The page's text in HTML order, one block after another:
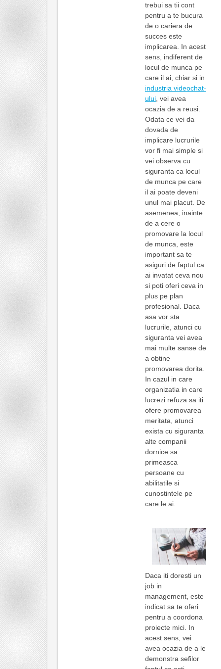
trebui sa tii cont
pentru a te bucura
de o cariera de
succes este
implicarea. In acest
sens, indiferent de
locul de munca pe
care il ai, chiar si in
industria videochat-
ului, vei avea
ocazia de a reusi.
Odata ce vei da
dovada de
implicare lucrurile
vor fi mai simple si
vei observa cu
siguranta ca locul
de munca pe care
il ai poate deveni
unul mai placut. De
asemenea, inainte
de a cere o
promovare la locul
de munca, este
important sa te
asiguri de faptul ca
ai invatat ceva nou
si poti oferi ceva in
plus pe plan
profesional. Daca
asa vor sta
lucrurile, atunci cu
siguranta vei avea
mai multe sanse de
a obtine
promovarea dorita.
In cazul in care
organizatia in care
lucrezi refuza sa iti
ofere promovarea
meritata, atunci
exista cu siguranta
alte companii
dornice sa
primeasca
persoane cu
abilitatile si
cunostintele pe
care le ai.
Daca iti doresti un
job in
management, este
indicat sa te oferi
pentru a coordona
proiecte mici. In
acest sens, vei
avea ocazia de a le
demonstra sefilor